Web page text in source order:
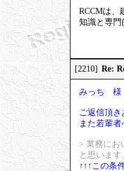
RCCMは、
知識と専門
[2210] Re:
みっち 様
ご返信頂き
また若輩者
> 業務にお
と思います
↑↑↑この条